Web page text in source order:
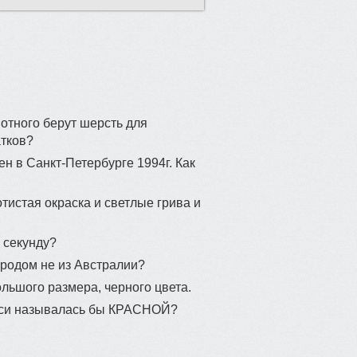
берут шерсть для
в Санкт-Петербурге 1994г. Как
окраска и светлые грива и
не из Австралии?
размера, черного цвета.
называлась бы КРАСНОЙ?